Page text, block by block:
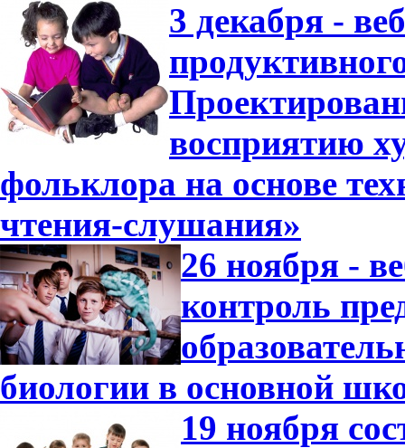
3 декабря -
восприятию
фольклора на основе
чтения-слушания»
26 ноября -
контроль
биологии в основной
19 ноября